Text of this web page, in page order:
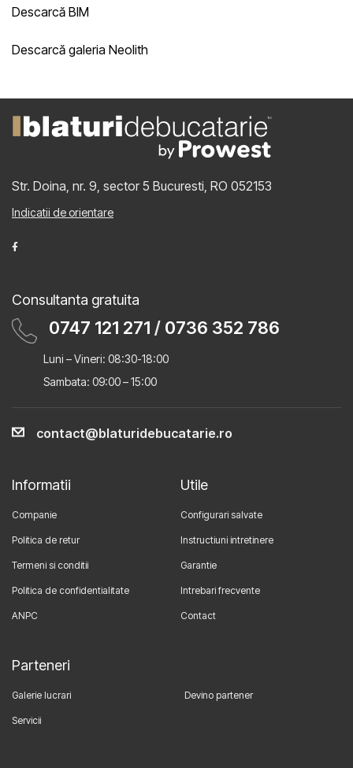
Descarcă BIM
Descarcă galeria Neolith
Str. Doina, nr. 9, sector 5 Bucuresti, RO 052153
Indicatii de orientare
Consultanta gratuita
0747 121 271 / 0736 352 786
Luni – Vineri: 08:30-18:00
Sambata: 09:00 – 15:00
contact@blaturidebucatarie.ro
Informatii
Companie
Politica de retur
Termeni si conditii
Politica de confidentialitate
ANPC
Utile
Configurari salvate
Instructiuni intretinere
Garantie
Intrebari frecvente
Contact
Parteneri
Galerie lucrari Devino partener
Servicii